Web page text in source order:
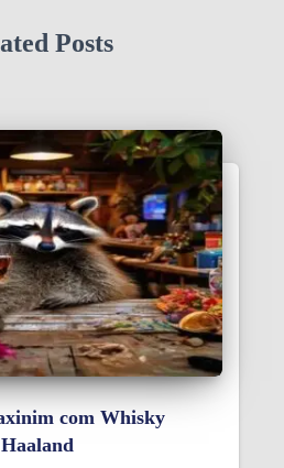
Posts
com Whisky